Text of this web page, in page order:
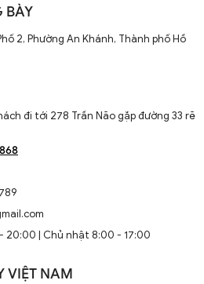
BÀY
2, Phường An Khánh, Thành phố Hồ
đi tới 278 Trần Não gặp đường 33 rẽ
20:00 | Chủ nhật 8:00 - 17:00
VIỆT NAM